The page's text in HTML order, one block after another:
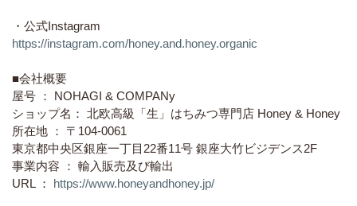
・公式Instagram
https://instagram.com/honey.and.honey.organic
■会社概要
屋号 ： NOHAGI & COMPANy
ショップ名： 北欧高級「生」はちみつ専門店 Honey & Honey
所在地 ： 〒104-0061
東京都中央区銀座一丁目22番11号 銀座大竹ビジデンス2F
事業内容 ： 輸入販売及び輸出
URL ： https://www.honeyandhoney.jp/